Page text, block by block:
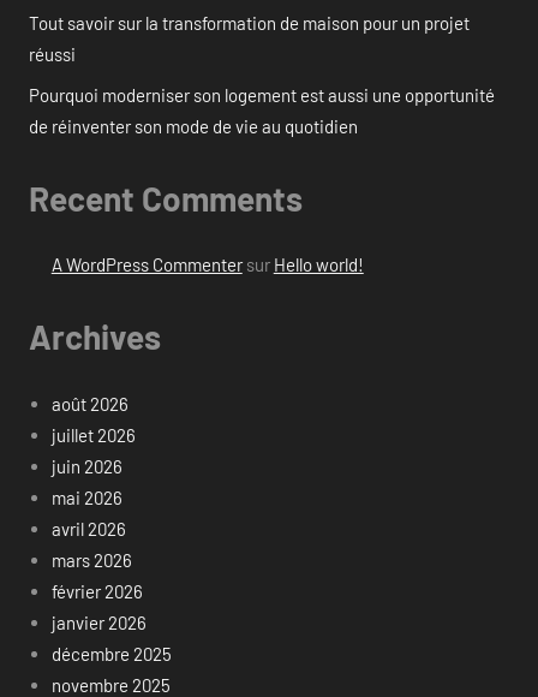
Tout savoir sur la transformation de maison pour un projet
réussi
Pourquoi moderniser son logement est aussi une opportunité
de réinventer son mode de vie au quotidien
Recent Comments
A WordPress Commentersur Hello world!
Archives
août 2026
juillet 2026
juin 2026
mai 2026
avril 2026
mars 2026
février 2026
janvier 2026
décembre 2025
novembre 2025